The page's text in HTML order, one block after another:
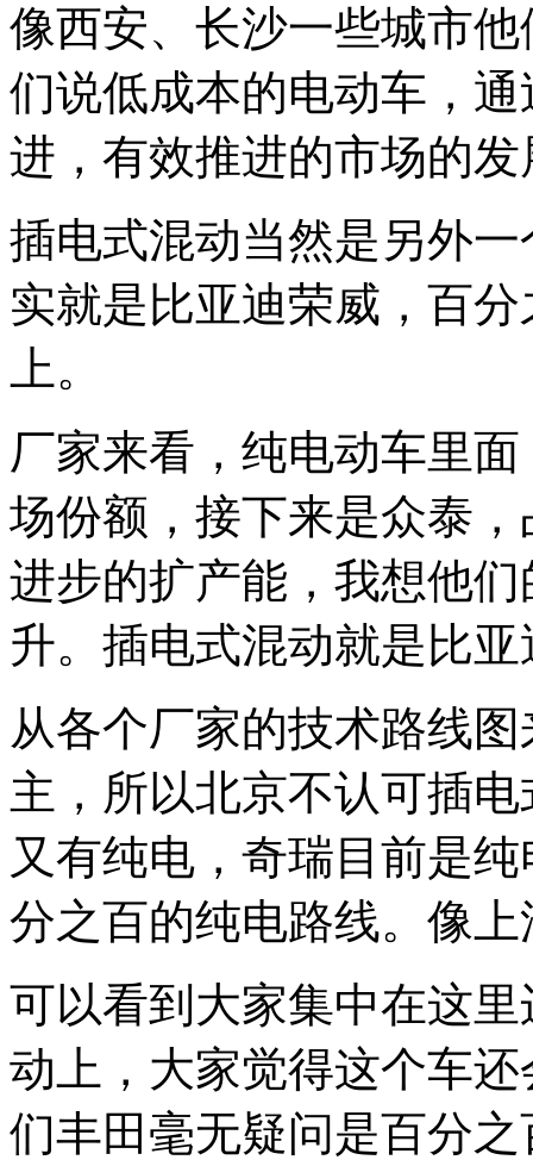
像西安、长沙一些城市
们说低成本的电动车，
进，有效推进的市场的发
插电式混动当然是另外
实就是比亚迪荣威，百
上。
厂家来看，纯电动车里
场份额，接下来是众泰
进步的扩产能，我想他
升。插电式混动就是比
从各个厂家的技术路线
主，所以北京不认可插
又有纯电，奇瑞目前是
分之百的纯电路线。像
可以看到大家集中在这
动上，大家觉得这个车
们丰田毫无疑问是百分